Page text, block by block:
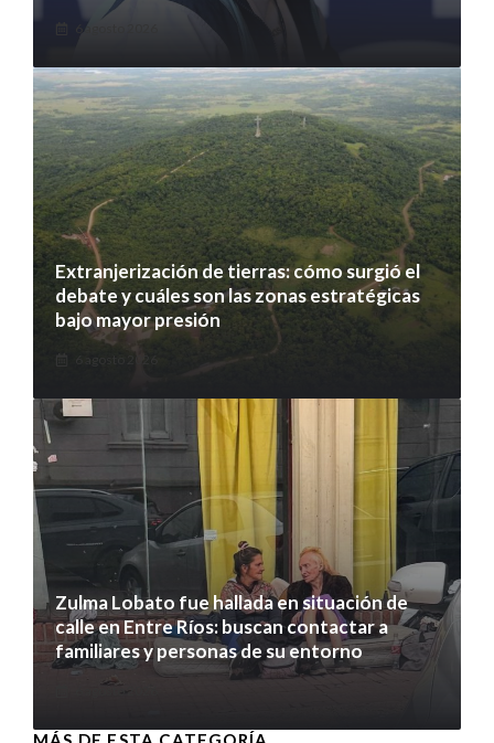
6 agosto 2026
Extranjerización de tierras: cómo surgió el
debate y cuáles son las zonas estratégicas
bajo mayor presión
Zulma Lobato fue hallada en situación de
calle en Entre Ríos: buscan contactar a
familiares y personas de su entorno
6 agosto 2026